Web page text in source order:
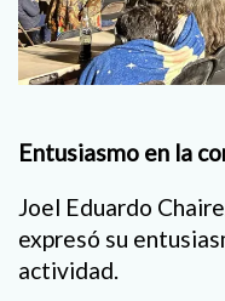
Entusiasmo en la
Joel Eduardo
expresó su
actividad.